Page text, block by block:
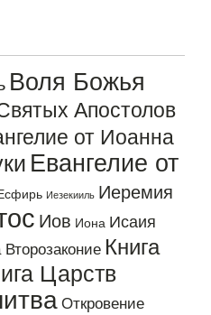
Воля Божья
Апостолов
от Иоанна
Евангелие от
Иезекииль Иеремия
Иов Иона Исаия
Второзаконие Книга
Царств
Откровение